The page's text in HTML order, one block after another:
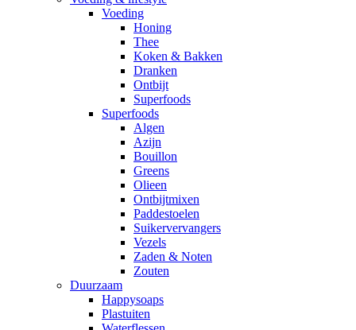
Voeding
Honing
Thee
Koken & Bakken
Dranken
Ontbijt
Superfoods
Superfoods
Algen
Azijn
Bouillon
Greens
Olieen
Ontbijtmixen
Paddestoelen
Suikervervangers
Vezels
Zaden & Noten
Zouten
Duurzaam
Happysoaps
Plastuiten